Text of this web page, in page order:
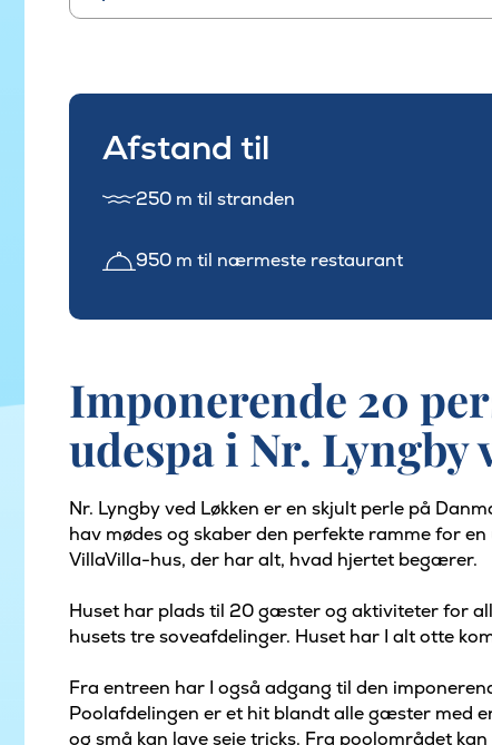
Afstand til
250 m til stranden
950 m til nærmeste restaurant
Imponerende 20
udespa i Nr. Lyngby
Nr. Lyngby ved Løkken er en skjult perle på
hav mødes og skaber den perfekte ramme for
VillaVilla-hus, der har alt, hvad hjertet begærer.
Huset har plads til 20 gæster og aktiviteter for
husets tre soveafdelinger. Huset har I alt otte
Fra entreen har I også adgang til den
Poolafdelingen er et hit blandt alle gæster med
og små kan lave seje tricks. Fra poolområdet